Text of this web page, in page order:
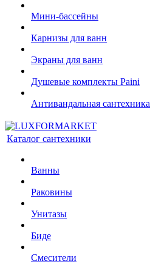
Мини-бассейны
Карнизы для ванн
Экраны для ванн
Душевые комплекты Paini
Антивандальная сантехника
Каталог сантехники
Ванны
Раковины
Унитазы
Биде
Смесители